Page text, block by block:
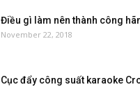
Điều gì làm nên thành công
November 22, 2018
Cục đẩy công suất karaoke